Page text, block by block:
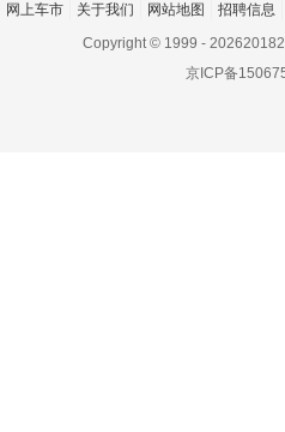
网上车市 关于我们 网站地图 招聘信息
Copyright © 1999 -
京ICP备